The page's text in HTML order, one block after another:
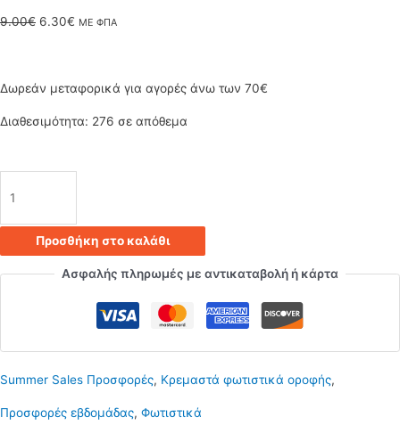
9.00€ Original
was:
9.00€.
6.30€ Η
τιμή
είναι:
ΜΕ ΦΠΑ
Δωρεάν μεταφορικά για αγορές άνω των 70€
Διαθεσιμότητα: 276 σε απόθεμα
οροφής
τετράγωνο
-
πολύγωνο
Προσθήκη στο καλάθι
Ασφαλής πληρωμές με αντικαταβολή ή κάρτα
Summer Sales Προσφορές, Κρεμαστά φωτιστικά οροφής,
Προσφορές εβδομάδας, Φωτιστικά